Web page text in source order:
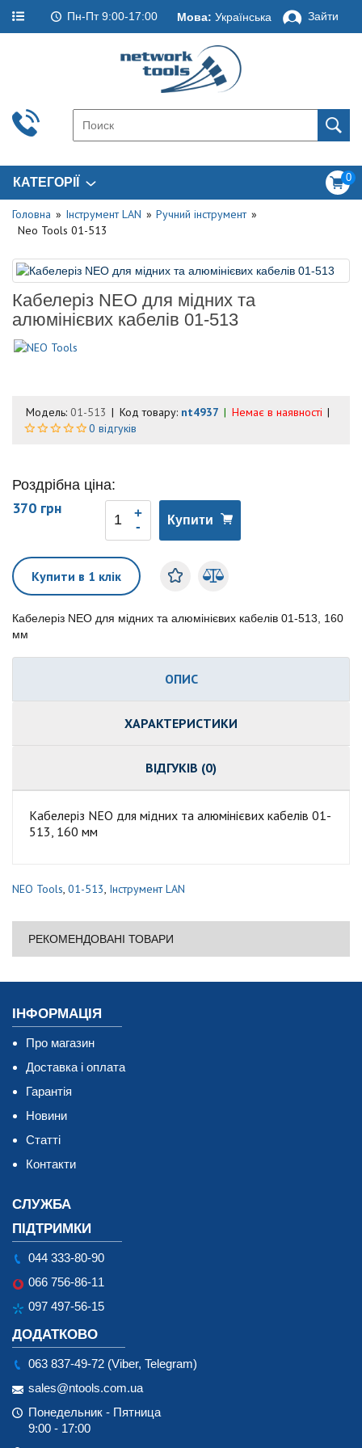
Пн-Пт 9:00-17:00 Мова: Українська Зайти
КАТЕГОРІЇ 0
Головна Інструмент LAN
Ручний інструмент
Neo Tools 01-513
Кабелеріз NEO для мідних та
алюмінієвих кабелів 01-513
Модель: 01-513 Код товару: nt4937
Немає в наявності
0 відгуків
Роздрібна ціна:
370 грн
Купити
Купити в 1 клік
Кабелеріз NEO для мідних та алюмінієвих кабелів 01-513, 160
мм
ОПИС
ХАРАКТЕРИСТИКИ
ВІДГУКІВ (0)
Кабелеріз NEO для мідних та алюмінієвих кабелів 01-
513, 160 мм
NEO Tools, 01-513, Інструмент LAN
РЕКОМЕНДОВАНІ ТОВАРИ
ІНФОРМАЦІЯ
Про магазин
Доставка і оплата
Гарантія
Новини
Статті
Контакти
СЛУЖБА
ПІДТРИМКИ
044 333-80-90
066 756-86-11
097 497-56-15
ДОДАТКОВО
063 837-49-72 (Viber, Telegram)
sales@ntools.com.ua
Понедельник - Пятница
9:00 - 17:00